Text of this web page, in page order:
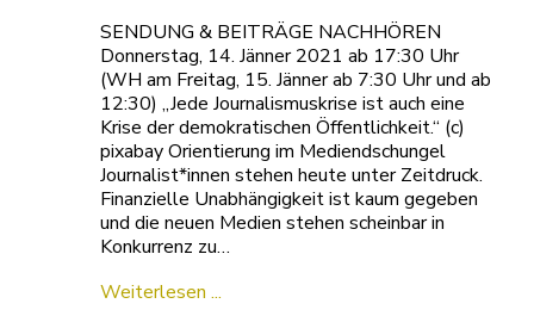
SENDUNG & BEITRÄGE NACHHÖREN
Donnerstag, 14. Jänner 2021 ab 17:30 Uhr
(WH am Freitag, 15. Jänner ab 7:30 Uhr und ab
12:30) „Jede Journalismuskrise ist auch eine
Krise der demokratischen Öffentlichkeit.“ (c)
pixabay Orientierung im Mediendschungel
Journalist*innen stehen heute unter Zeitdruck.
Finanzielle Unabhängigkeit ist kaum gegeben
und die neuen Medien stehen scheinbar in
Konkurrenz zu…
Weiterlesen ...